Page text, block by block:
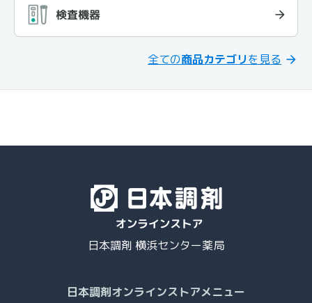
検査機器
全ての商品カテゴリを見る
日本調剤 横浜センター薬局
日本調剤オンラインストアメニュー